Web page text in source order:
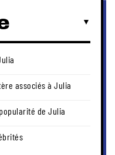
associés à Julia
de Julia